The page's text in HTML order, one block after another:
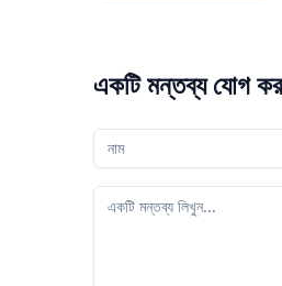
একটি মন্তব্য যোগ
আপনার নাম
আপনার মন্তব্য